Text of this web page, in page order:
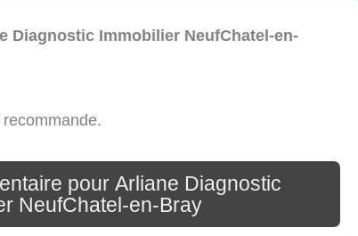
Diagnostic Immobilier NeufChatel-en-
pour Arliane Diagnostic
NeufChatel-en-Bray